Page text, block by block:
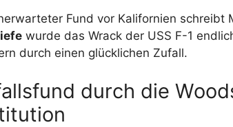
Fund vor Kalifornien schreibt
wurde das Wrack der USS F-1
durch einen glücklichen Zufall.
durch die